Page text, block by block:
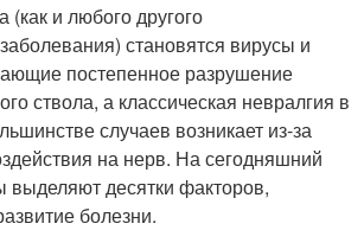
(как и любого другого
становятся вирусы и
постепенное разрушение
ствола, а классическая невралгия в
случаев возникает из-за
на нерв. На сегодняшний
выделяют десятки факторов,
болезни.